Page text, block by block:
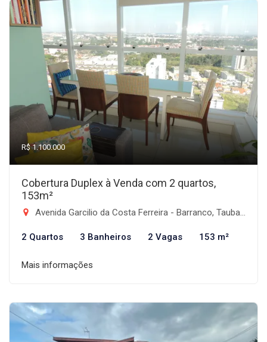
R$ 1.100.000
Cobertura Duplex à Venda com 2 quartos,
153m²
Avenida Garcilio da Costa Ferreira - Barranco, Taubaté-SP
2 Quartos 3 Banheiros 2 Vagas 153 m²
Mais informações